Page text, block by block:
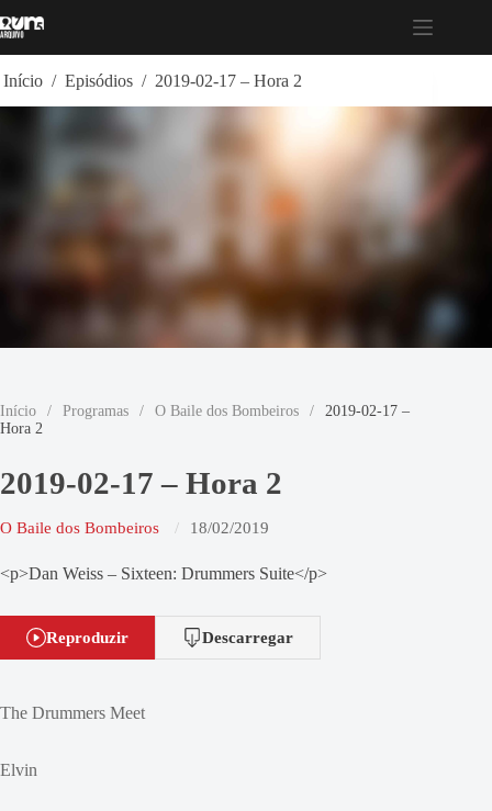
para
Início / Episódios / 2019-02-17 – Hora 2
Início / Programas / O Baile dos Bombeiros /
2019-02-17 –
Hora 2
2019-02-17 – Hora 2
O Baile dos Bombeiros 18/02/2019
<p>Dan Weiss – Sixteen: Drummers Suite</p>
Reproduzir Descarregar
The Drummers Meet
Elvin